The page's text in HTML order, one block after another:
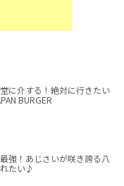
に介する！絶対に行きたい
BURGER
強！あじさいが咲き誇る八
たい♪